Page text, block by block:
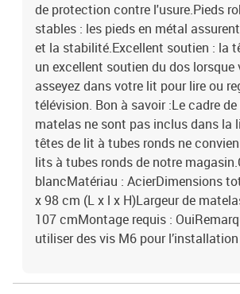
de protection contre l'usure.Pieds
stables : les pieds en métal
et la stabilité.Excellent soutien : la
un excellent soutien du dos lorsque
asseyez dans votre lit pour lire ou
télévision. Bon à savoir :Le cadre
matelas ne sont pas inclus dans la
têtes de lit à tubes ronds ne
lits à tubes ronds de notre
blancMatériau : AcierDimensions
x 98 cm (L x l x H)Largeur de
107 cmMontage requis :
utiliser des vis M6 pour l’installation